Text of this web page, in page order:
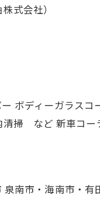
式会社）
ボディーガラス
掃 など 新車コ
南市・海南市・